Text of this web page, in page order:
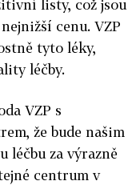
listy, což jsou
cenu. VZP
tyto léky,
léčby.
VZP s
že bude našim
léčbu za výrazně
centrum v